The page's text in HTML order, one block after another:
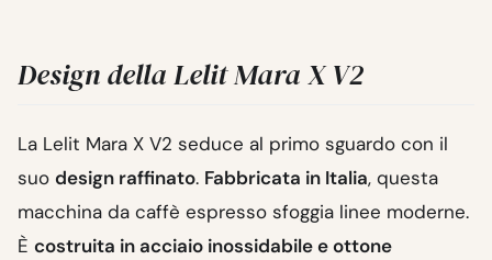
Design della Lelit Mara X V2
La Lelit Mara X V2 seduce al primo sguardo con il
suo design raffinato. Fabbricata in Italia, questa
macchina da caffè espresso sfoggia linee moderne.
È costruita in acciaio inossidabile e ottone